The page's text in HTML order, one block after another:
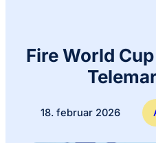
Fire World
18. februar 2026